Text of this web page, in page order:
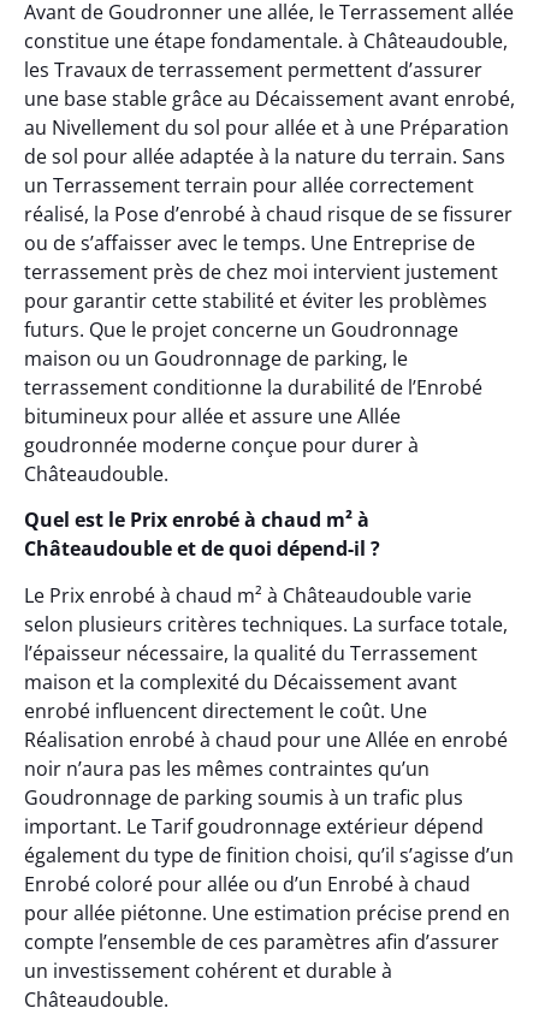
Avant de Goudronner une allée, le Terrassement allée
constitue une étape fondamentale. à Châteaudouble,
les Travaux de terrassement permettent d’assurer
une base stable grâce au Décaissement avant enrobé,
au Nivellement du sol pour allée et à une Préparation
de sol pour allée adaptée à la nature du terrain. Sans
un Terrassement terrain pour allée correctement
réalisé, la Pose d’enrobé à chaud risque de se fissurer
ou de s’affaisser avec le temps. Une Entreprise de
terrassement près de chez moi intervient justement
pour garantir cette stabilité et éviter les problèmes
futurs. Que le projet concerne un Goudronnage
maison ou un Goudronnage de parking, le
terrassement conditionne la durabilité de l’Enrobé
bitumineux pour allée et assure une Allée
goudronnée moderne conçue pour durer à
Châteaudouble.
Quel est le Prix enrobé à chaud m² à
Châteaudouble et de quoi dépend-il ?
Le Prix enrobé à chaud m² à Châteaudouble varie
selon plusieurs critères techniques. La surface totale,
l’épaisseur nécessaire, la qualité du Terrassement
maison et la complexité du Décaissement avant
enrobé influencent directement le coût. Une
Réalisation enrobé à chaud pour une Allée en enrobé
noir n’aura pas les mêmes contraintes qu’un
Goudronnage de parking soumis à un trafic plus
important. Le Tarif goudronnage extérieur dépend
également du type de finition choisi, qu’il s’agisse d’un
Enrobé coloré pour allée ou d’un Enrobé à chaud
pour allée piétonne. Une estimation précise prend en
compte l’ensemble de ces paramètres afin d’assurer
un investissement cohérent et durable à
Châteaudouble.